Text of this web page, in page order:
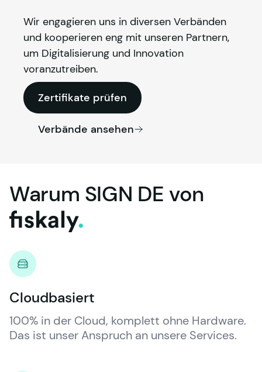
Wir engagieren uns in diversen Verbänden
und kooperieren eng mit unseren Partnern,
um Digitalisierung und Innovation
voranzutreiben.
Zertifikate prüfen
Verbände ansehen
Warum SIGN DE von
fiskaly.
Cloudbasiert
100% in der Cloud, komplett ohne Hardware.
Das ist unser Anspruch an unsere Services.